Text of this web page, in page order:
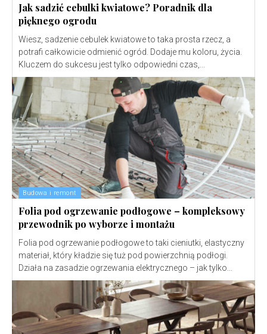
Jak sadzić cebulki kwiatowe? Poradnik dla
pięknego ogrodu
Wiesz, sadzenie cebulek kwiatowe to taka prosta rzecz, a
potrafi całkowicie odmienić ogród. Dodaje mu koloru, życia.
Kluczem do sukcesu jest tylko odpowiedni czas,...
Budowa i remont
Folia pod ogrzewanie podłogowe – kompleksowy
przewodnik po wyborze i montażu
Folia pod ogrzewanie podłogowe to taki cieniutki, elastyczny
materiał, który kładzie się tuż pod powierzchnią podłogi.
Działa na zasadzie ogrzewania elektrycznego – jak tylko...